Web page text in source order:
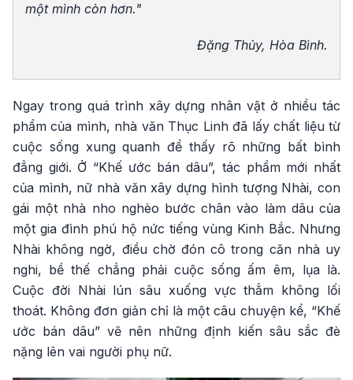
một mình còn hơn."
Đặng Thủy, Hòa Bình.
Ngay trong quá trình xây dựng nhân vật ở nhiều tác
phẩm của mình, nhà văn Thục Linh đã lấy chất liệu từ
cuộc sống xung quanh để thấy rõ những bất bình
đẳng giới. Ở “Khế ước bán dâu”, tác phẩm mới nhất
của mình, nữ nhà văn xây dựng hình tượng Nhài, con
gái một nhà nho nghèo bước chân vào làm dâu của
một gia đình phú hộ nức tiếng vùng Kinh Bắc. Nhưng
Nhài không ngờ, điều chờ đón cô trong căn nhà uy
nghi, bề thế chẳng phải cuộc sống ấm êm, lụa là.
Cuộc đời Nhài lún sâu xuống vực thẳm không lối
thoát. Không đơn giản chỉ là một câu chuyện kể, “Khế
ước bán dâu” vẽ nên những định kiến sâu sắc đè
nặng lên vai người phụ nữ.